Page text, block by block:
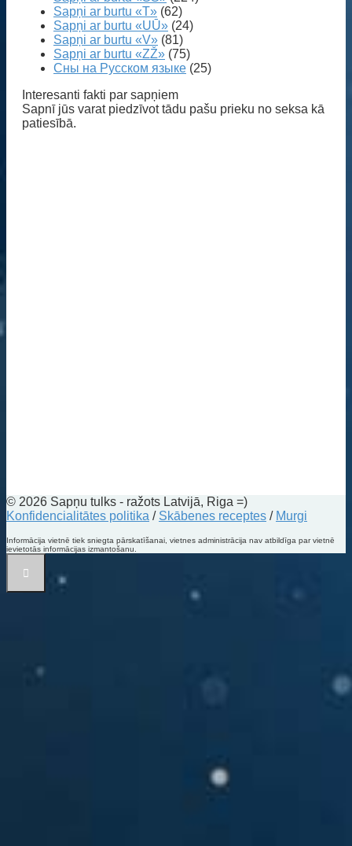
Sapņi ar burtu «T» (62)
Sapņi ar burtu «UŪ» (24)
Sapņi ar burtu «V» (81)
Sapņi ar burtu «ZŽ» (75)
Сны на Русском языке (25)
Interesanti fakti par sapņiem
Sapnī jūs varat piedzīvot tādu pašu prieku no seksa kā
patiesībā.
© 2026 Sapņu tulks - ražots Latvijā, Riga =)
Konfidencialitātes politika / Skābenes receptes / Murgi
Informācija vietnē tiek sniegta pārskatīšanai, vietnes administrācija nav atbildīga par vietnē
ievietotās informācijas izmantošanu.